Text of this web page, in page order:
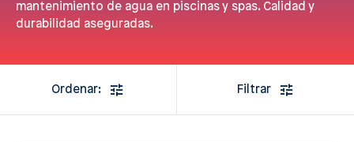
mantenimiento de agua en piscinas y spas. Calidad y
durabilidad aseguradas.
Ordenar: Filtrar